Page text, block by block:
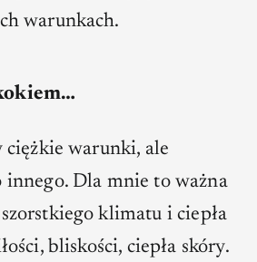
warunkach.
ciężkie warunki, ale
innego. Dla mnie to ważna
klimatu i ciepła
bliskości, ciepła skóry.